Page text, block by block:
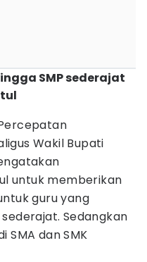
SMP sederajat
Wakil Bupati
untuk memberikan
guru yang
Sedangkan
SMA dan SMK